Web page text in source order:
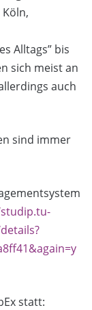
Alltags” bis
sich meist an
auch
sind immer
statt: